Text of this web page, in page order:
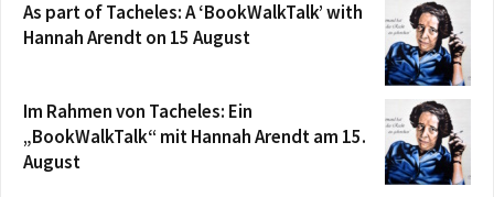
As part of Tacheles: A ‘BookWalkTalk’ with
Hannah Arendt on 15 August
Im Rahmen von Tacheles: Ein
„BookWalkTalk“ mit Hannah Arendt am 15.
August